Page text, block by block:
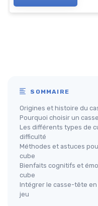
SOMMAIRE
Origines et histoire du
Pourquoi choisir un
Les différents types de
difficulté
Méthodes et astuces
cube
Bienfaits cognitifs et
cube
Intégrer le casse-tête
jeu